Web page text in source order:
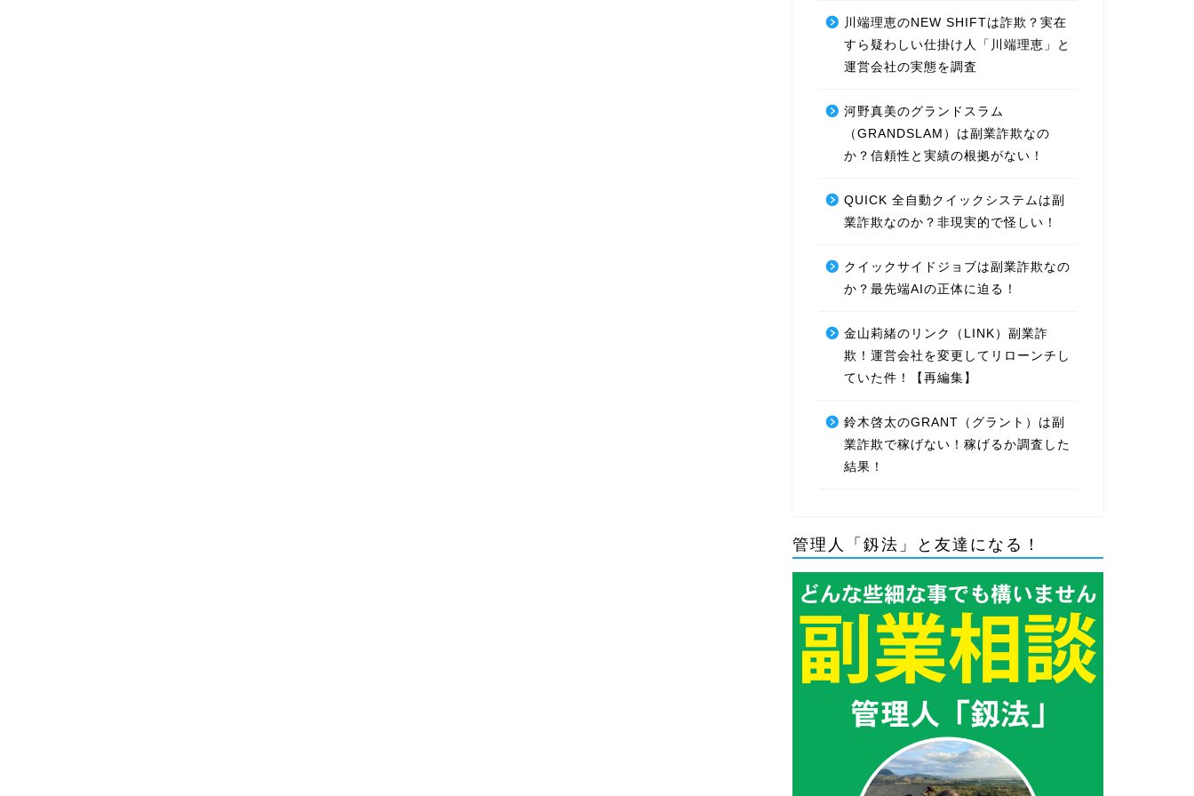
川端理恵のNEW SHIFTは詐欺？実在
すら疑わしい仕掛け人「川端理恵」と
運営会社の実態を調査
河野真美のグランドスラム
（GRANDSLAM）は副業詐欺なの
か？信頼性と実績の根拠がない！
QUICK 全自動クイックシステムは副
業詐欺なのか？非現実的で怪しい！
クイックサイドジョブは副業詐欺なの
か？最先端AIの正体に迫る！
金山莉緒のリンク（LINK）副業詐
欺！運営会社を変更してリローンチし
ていた件！【再編集】
鈴木啓太のGRANT（グラント）は副
業詐欺で稼げない！稼げるか調査した
結果！
管理人「釼法」と友達になる！